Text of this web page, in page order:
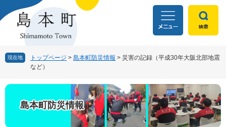
ー
。
ニ
て
へ
現在地 トップページ > 島本町防災情報 > 災害の記録（平成30年大阪北部地震
など）
島本町防災情報